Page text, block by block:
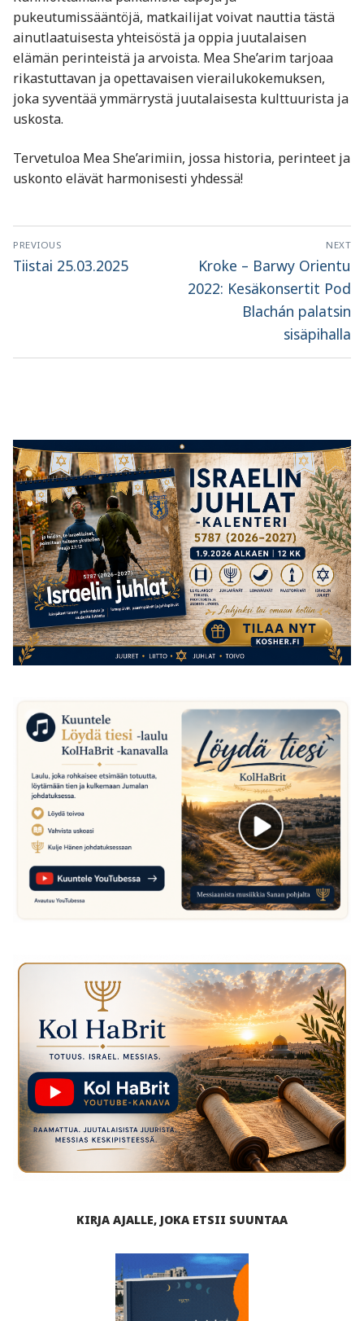
pukeutumissääntöjä, matkailijat voivat nauttia tästä
ainutlaatuisesta yhteisöstä ja oppia juutalaisen
elämän perinteistä ja arvoista. Mea She’arim tarjoaa
rikastuttavan ja opettavaisen vierailukokemuksen,
joka syventää ymmärrystä juutalaisesta kulttuurista ja
uskosta.
Tervetuloa Mea She’arimiin, jossa historia, perinteet ja
uskonto elävät harmonisesti yhdessä!
Artikkelien
selaus
PREVIOUS
Previous
Tiistai 25.03.2025
NEXT
Next
post:
Kroke – Barwy Orientu
2022: Kesäkonsertit Pod
Blachán palatsin
sisäpihalla
KIRJA AJALLE, JOKA ETSII SUUNTAA